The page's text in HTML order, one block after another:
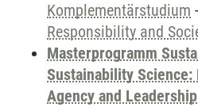
Komplementärstudium -
Responsibility and
Masterprogramm
Sustainability
Agency and Leadership